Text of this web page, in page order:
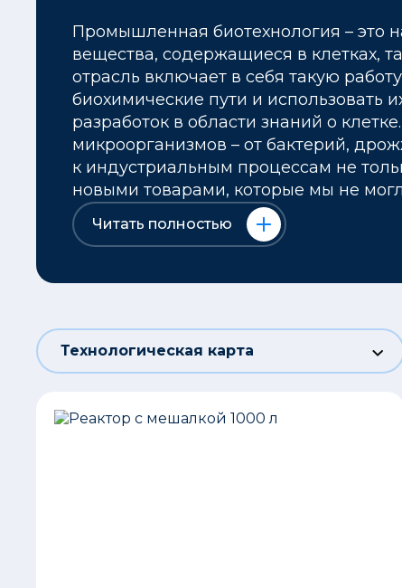
Промышленная биотехнология – это
вещества, содержащиеся в клетках,
отрасль включает в себя такую
биохимические пути и использовать
разработок в области знаний о
микроорганизмов – от бактерий,
к индустриальным процессам не
новыми товарами, которые мы не
Читать полностью
Технологическая карта